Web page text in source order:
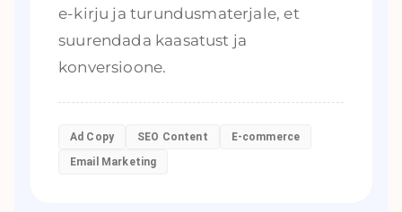
e-kirju ja turundusmaterjale, et
suurendada kaasatust ja
konversioone.
Ad Copy SEO Content
E-commerce
Email Marketing